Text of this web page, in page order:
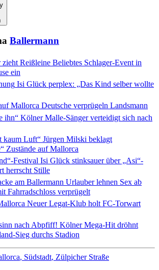
Ballermann
zieht Reißleine Beliebtes Schlager-Event in
ein
Isi Glück perplex: „Das Kind selber wollte
Mallorca Deutsche verprügeln Landsmann
ihn“ Kölner Malle-Sänger verteidigt sich nach
kaum Luft“ Jürgen Milski beklagt
Zustände auf Mallorca
Festival Isi Glück stinksauer über „Asi“-
herrscht Stille
am Ballermann Urlauber lehnen Sex ab
Fahrradschloss verprügelt
Neuer Legat-Klub holt FC-Torwart
nach Abpfiff! Kölner Mega-Hit dröhnt
Sieg durchs Stadion
Südstadt Zülpicher Straße